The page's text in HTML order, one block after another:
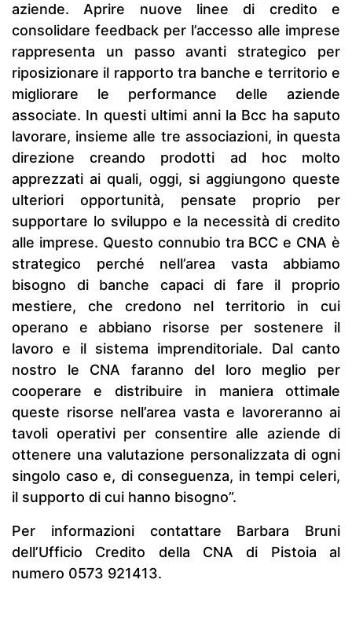
aziende. Aprire nuove linee di credito e
consolidare feedback per l’accesso alle imprese
rappresenta un passo avanti strategico per
riposizionare il rapporto tra banche e territorio e
migliorare le performance delle aziende
associate. In questi ultimi anni la Bcc ha saputo
lavorare, insieme alle tre associazioni, in questa
direzione creando prodotti ad hoc molto
apprezzati ai quali, oggi, si aggiungono queste
ulteriori opportunità, pensate proprio per
supportare lo sviluppo e la necessità di credito
alle imprese. Questo connubio tra BCC e CNA è
strategico perché nell’area vasta abbiamo
bisogno di banche capaci di fare il proprio
mestiere, che credono nel territorio in cui
operano e abbiano risorse per sostenere il
lavoro e il sistema imprenditoriale. Dal canto
nostro le CNA faranno del loro meglio per
cooperare e distribuire in maniera ottimale
queste risorse nell’area vasta e lavoreranno ai
tavoli operativi per consentire alle aziende di
ottenere una valutazione personalizzata di ogni
singolo caso e, di conseguenza, in tempi celeri,
il supporto di cui hanno bisogno”.
Per informazioni contattare Barbara Bruni
dell’Ufficio Credito della CNA di Pistoia al
numero 0573 921413.